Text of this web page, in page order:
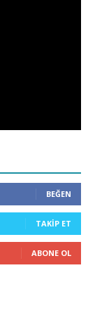
BEĞEN
TAKIP ET
ABONE OL